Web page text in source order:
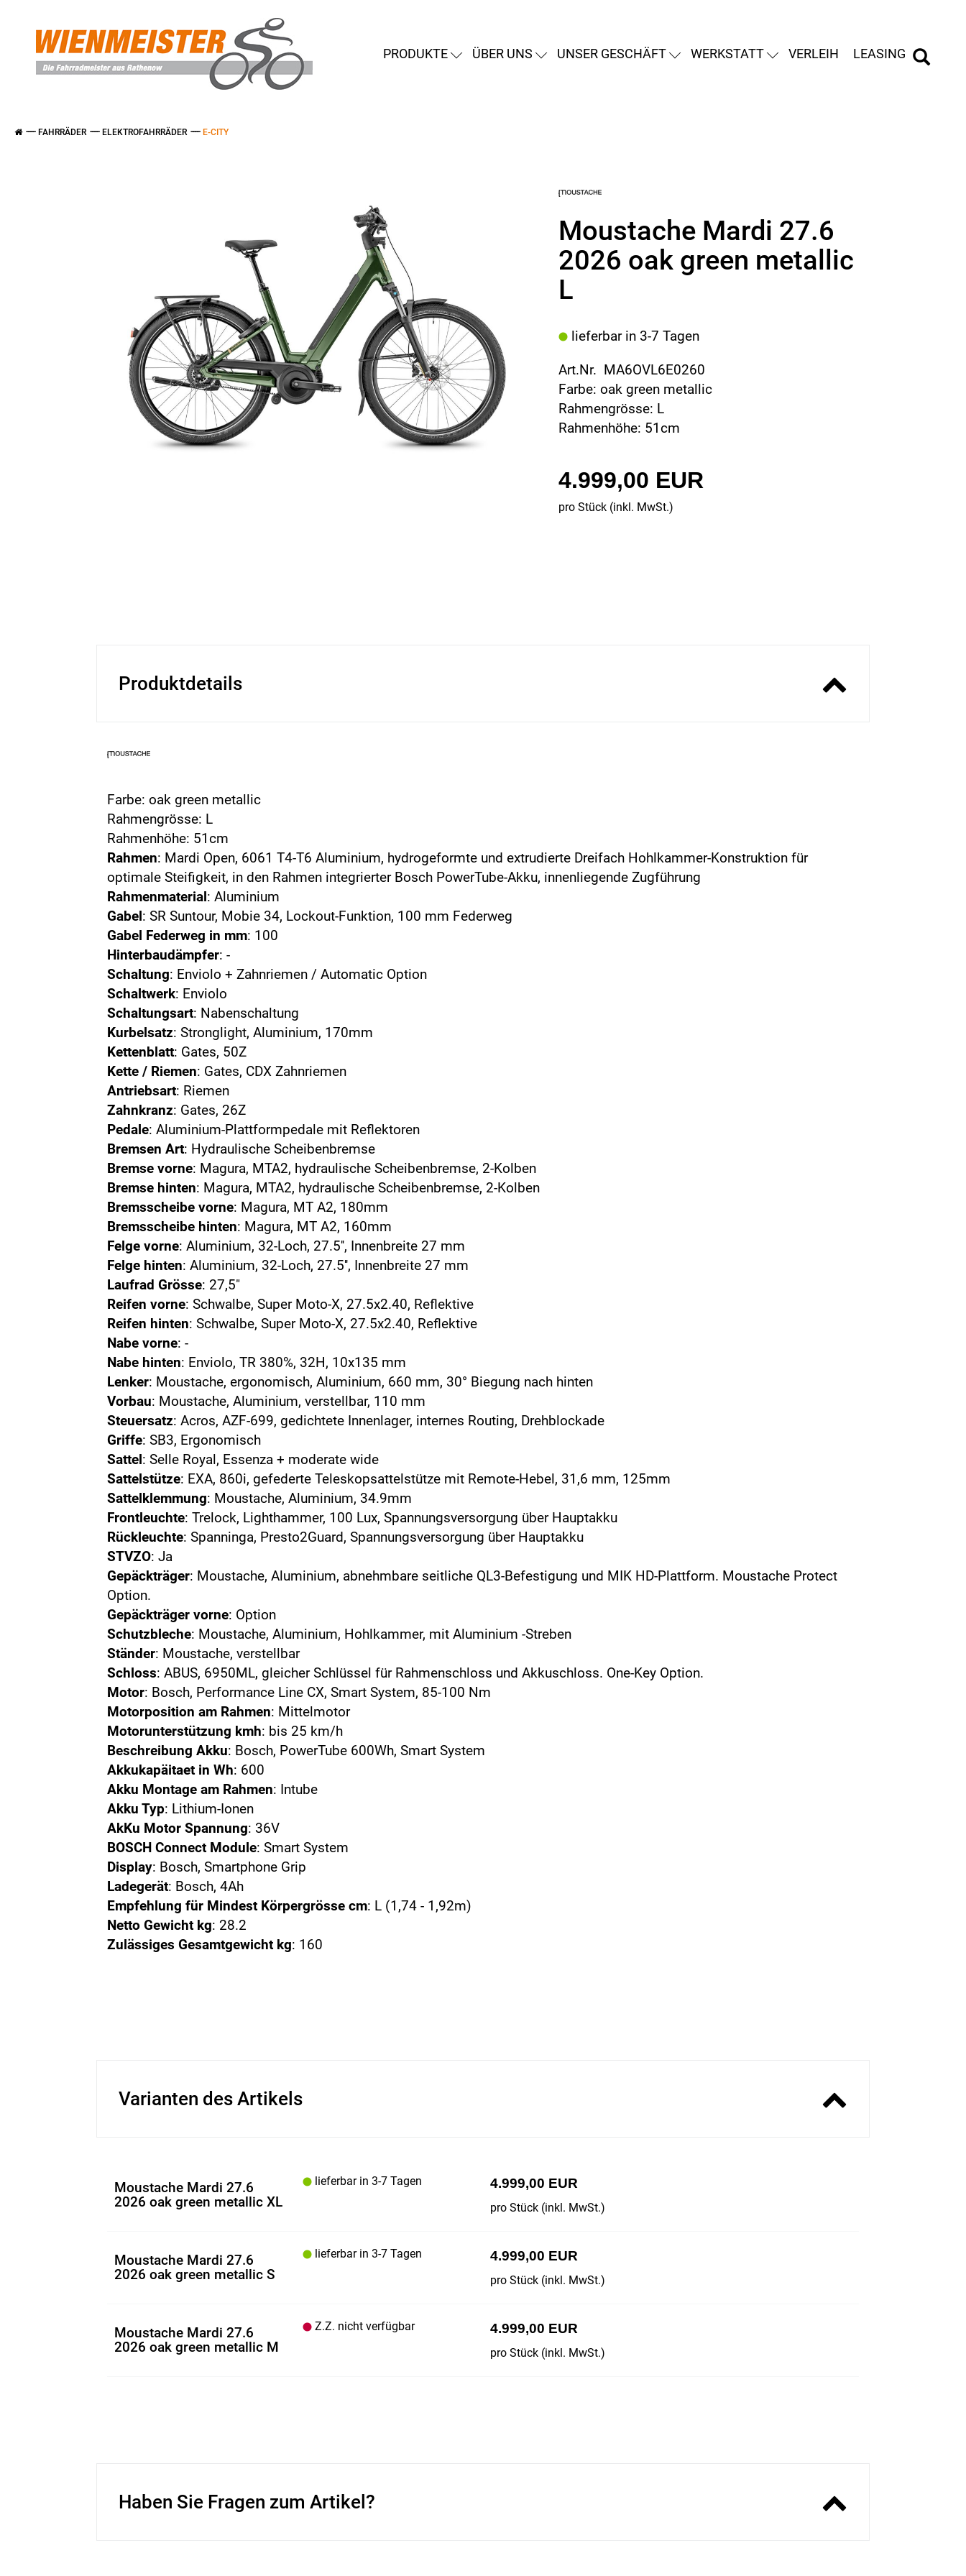
PRODUKTE ÜBER UNS UNSER GESCHÄFT WERKSTATT VERLEIH LEASING
FAHRRÄDER ELEKTROFAHRRÄDER E-CITY
Moustache Mardi 27.6
2026 oak green metallic
L
lieferbar in 3-7 Tagen
Art.Nr. MA6OVL6E0260
Farbe: oak green metallic
Rahmengrösse: L
Rahmenhöhe: 51cm
4.999,00 EUR
pro Stück (inkl. MwSt.)
Produktdetails
Farbe: oak green metallic
Rahmengrösse: L
Rahmenhöhe: 51cm
Rahmen: Mardi Open, 6061 T4-T6 Aluminium, hydrogeformte und extrudierte Dreifach Hohlkammer-Konstruktion für
optimale Steifigkeit, in den Rahmen integrierter Bosch PowerTube-Akku, innenliegende Zugführung
Rahmenmaterial: Aluminium
Gabel: SR Suntour, Mobie 34, Lockout-Funktion, 100 mm Federweg
Gabel Federweg in mm: 100
Hinterbaudämpfer: -
Schaltung: Enviolo + Zahnriemen / Automatic Option
Schaltwerk: Enviolo
Schaltungsart: Nabenschaltung
Kurbelsatz: Stronglight, Aluminium, 170mm
Kettenblatt: Gates, 50Z
Kette / Riemen: Gates, CDX Zahnriemen
Antriebsart: Riemen
Zahnkranz: Gates, 26Z
Pedale: Aluminium-Plattformpedale mit Reflektoren
Bremsen Art: Hydraulische Scheibenbremse
Bremse vorne: Magura, MTA2, hydraulische Scheibenbremse, 2-Kolben
Bremse hinten: Magura, MTA2, hydraulische Scheibenbremse, 2-Kolben
Bremsscheibe vorne: Magura, MT A2, 180mm
Bremsscheibe hinten: Magura, MT A2, 160mm
Felge vorne: Aluminium, 32-Loch, 27.5'', Innenbreite 27 mm
Felge hinten: Aluminium, 32-Loch, 27.5'', Innenbreite 27 mm
Laufrad Grösse: 27,5"
Reifen vorne: Schwalbe, Super Moto-X, 27.5x2.40, Reflektive
Reifen hinten: Schwalbe, Super Moto-X, 27.5x2.40, Reflektive
Nabe vorne: -
Nabe hinten: Enviolo, TR 380%, 32H, 10x135 mm
Lenker: Moustache, ergonomisch, Aluminium, 660 mm, 30° Biegung nach hinten
Vorbau: Moustache, Aluminium, verstellbar, 110 mm
Steuersatz: Acros, AZF-699, gedichtete Innenlager, internes Routing, Drehblockade
Griffe: SB3, Ergonomisch
Sattel: Selle Royal, Essenza + moderate wide
Sattelstütze: EXA, 860i, gefederte Teleskopsattelstütze mit Remote-Hebel, 31,6 mm, 125mm
Sattelklemmung: Moustache, Aluminium, 34.9mm
Frontleuchte: Trelock, Lighthammer, 100 Lux, Spannungsversorgung über Hauptakku
Rückleuchte: Spanninga, Presto2Guard, Spannungsversorgung über Hauptakku
STVZO: Ja
Gepäckträger: Moustache, Aluminium, abnehmbare seitliche QL3-Befestigung und MIK HD-Plattform. Moustache Protect
Option.
Gepäckträger vorne: Option
Schutzbleche: Moustache, Aluminium, Hohlkammer, mit Aluminium -Streben
Ständer: Moustache, verstellbar
Schloss: ABUS, 6950ML, gleicher Schlüssel für Rahmenschloss und Akkuschloss. One-Key Option.
Motor: Bosch, Performance Line CX, Smart System, 85-100 Nm
Motorposition am Rahmen: Mittelmotor
Motorunterstützung kmh: bis 25 km/h
Beschreibung Akku: Bosch, PowerTube 600Wh, Smart System
Akkukapäitaet in Wh: 600
Akku Montage am Rahmen: Intube
Akku Typ: Lithium-Ionen
AkKu Motor Spannung: 36V
BOSCH Connect Module: Smart System
Display: Bosch, Smartphone Grip
Ladegerät: Bosch, 4Ah
Empfehlung für Mindest Körpergrösse cm: L (1,74 - 1,92m)
Netto Gewicht kg: 28.2
Zulässiges Gesamtgewicht kg: 160
Varianten des Artikels
Moustache Mardi 27.6
2026 oak green metallic XL
lieferbar in 3-7 Tagen 4.999,00 EUR
pro Stück (inkl. MwSt.)
Moustache Mardi 27.6
2026 oak green metallic S
lieferbar in 3-7 Tagen 4.999,00 EUR
pro Stück (inkl. MwSt.)
Moustache Mardi 27.6
2026 oak green metallic M
Z.Z. nicht verfügbar 4.999,00 EUR
pro Stück (inkl. MwSt.)
Haben Sie Fragen zum Artikel?